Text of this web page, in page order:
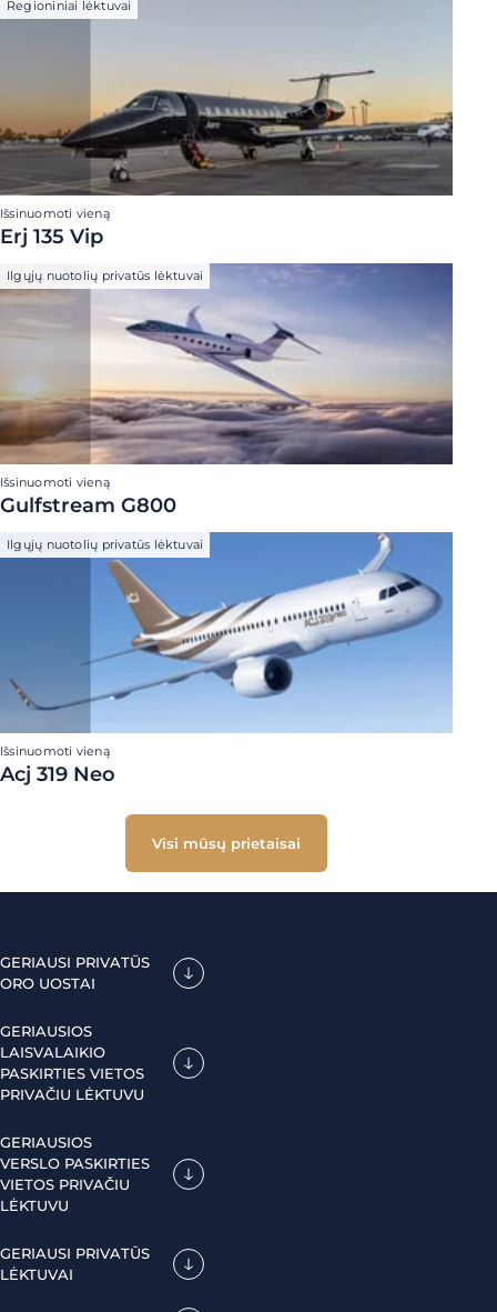
Regioniniai lėktuvai
Išsinuomoti vieną
Erj 135 Vip
Ilgųjų nuotolių privatūs lėktuvai
Išsinuomoti vieną
Gulfstream G800
Ilgųjų nuotolių privatūs lėktuvai
Išsinuomoti vieną
Acj 319 Neo
Visi mūsų prietaisai
GERIAUSI PRIVATŪS
ORO UOSTAI
GERIAUSIOS
LAISVALAIKIO
PASKIRTIES VIETOS
PRIVAČIU LĖKTUVU
GERIAUSIOS
VERSLO PASKIRTIES
VIETOS PRIVAČIU
LĖKTUVU
GERIAUSI PRIVATŪS
LĖKTUVAI